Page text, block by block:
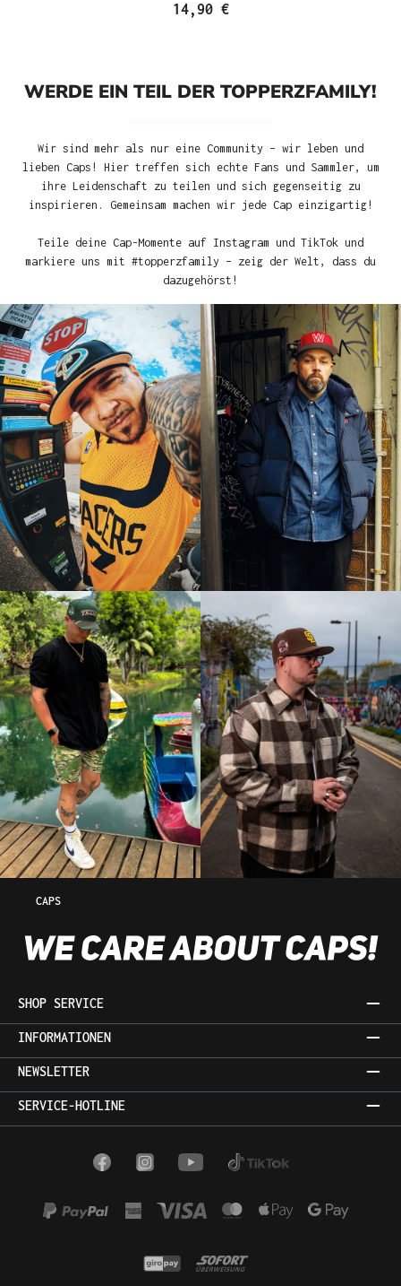
14,90 €
WERDE EIN TEIL DER TOPPERZFAMILY!
Wir sind mehr als nur eine Community – wir leben und
lieben Caps! Hier treffen sich echte Fans und Sammler, um
ihre Leidenschaft zu teilen und sich gegenseitig zu
inspirieren. Gemeinsam machen wir jede Cap einzigartig!
Teile deine Cap-Momente auf Instagram und TikTok und
markiere uns mit #topperzfamily – zeig der Welt, dass du
dazugehörst!
CAPS
SHOP SERVICE
INFORMATIONEN
NEWSLETTER
SERVICE-HOTLINE